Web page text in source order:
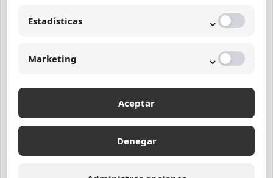
Involucre a los equipos de marketing, ventas
Utilice datos históricos y análisis de
para un enfoque integral.
metas según sea necesario.
Estadísticas ⌄
Marketing ⌄
Aceptar
Denegar